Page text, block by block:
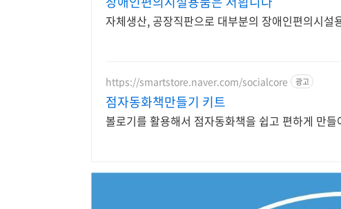
자체생산, 공장직판으로 대부분의 장애인편의시설
https://smartstore.naver.com/socialcore 광고
점자동화책만들기 키트
볼로기를 활용해서 점자동화책을 쉽고 편하게 만들